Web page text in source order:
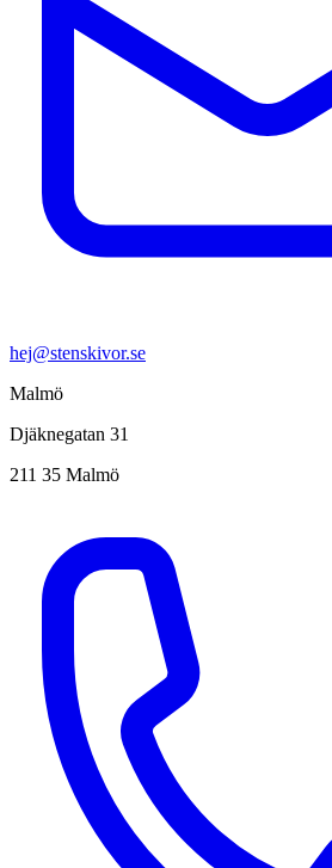
hej@stenskivor.se
Malmö
Djäknegatan 31
211 35 Malmö